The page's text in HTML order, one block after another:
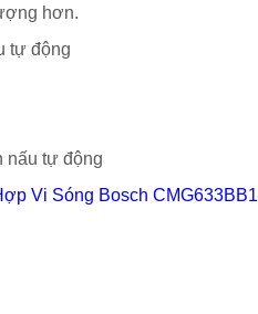
hơn.
tự động
nấu tự động
Vi Sóng Bosch CMG633BB1